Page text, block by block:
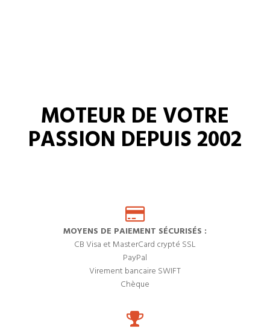
MOTEUR DE VOTRE
PASSION DEPUIS 2002
MOYENS DE PAIEMENT SÉCURISÉS :
CB Visa et MasterCard crypté SSL
PayPal
Virement bancaire SWIFT
Chèque